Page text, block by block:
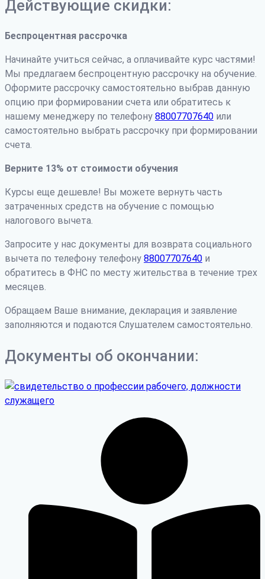
Действующие скидки:
Беспроцентная рассрочка
Начинайте учиться сейчас, а оплачивайте курс частями!
Мы предлагаем беспроцентную рассрочку на обучение.
Оформите рассрочку самостоятельно выбрав данную
опцию при формировании счета или обратитесь к
нашему менеджеру по телефону 88007707640 или
самостоятельно выбрать рассрочку при формировании
счета.
Верните 13% от стоимости обучения
Курсы еще дешевле! Вы можете вернуть часть
затраченных средств на обучение с помощью
налогового вычета.
Запросите у нас документы для возврата социального
вычета по телефону телефону 88007707640 и
обратитесь в ФНС по месту жительства в течение трех
месяцев.
Обращаем Ваше внимание, декларация и заявление
заполняются и подаются Слушателем самостоятельно.
Документы об окончании: